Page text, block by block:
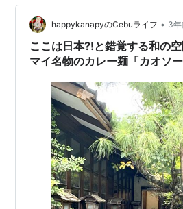
ことが多いですが、かなり控えめ
通に考えたら、ここはタイなので
たり前なんですが・・・…
happykanapyのCebuライフ • 3
ここは日本⁈と錯覚する和の
マイ名物のカレー麺「カオソ